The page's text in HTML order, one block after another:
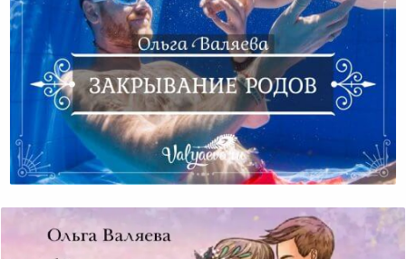
Закрывание Родов